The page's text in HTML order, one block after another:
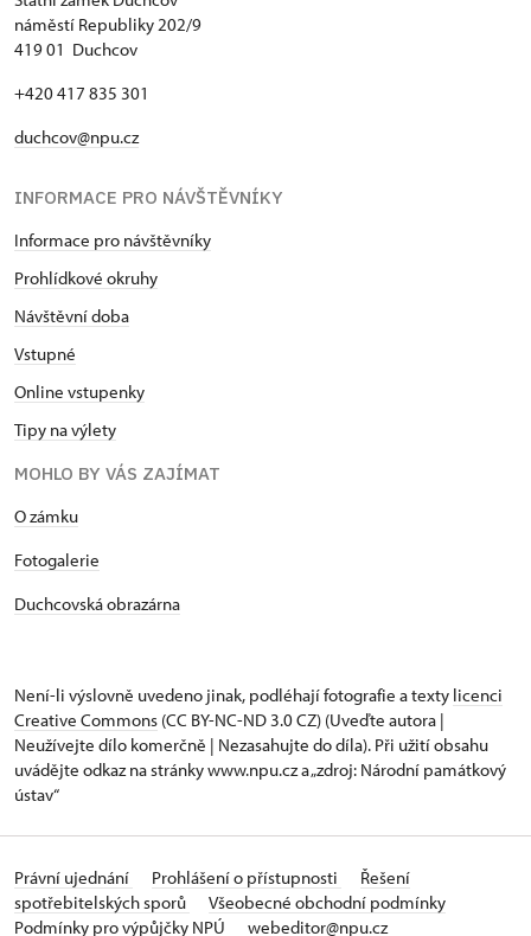
náměstí Republiky 202/9
419 01 Duchcov
+420 417 835 301
duchcov@npu.cz
INFORMACE PRO NÁVŠTĚVNÍKY
Informace pro návštěvníky
Prohlídkové okruhy
Návštěvní doba
Vstupné
Online vstupenky
Tipy na výlety
MOHLO BY VÁS ZAJÍMAT
O zámku
Fotogalerie
Duchcovská obrazárna
Není-li výslovně uvedeno jinak, podléhají fotografie a texty licenci
Creative Commons (CC BY-NC-ND 3.0 CZ) (Uveďte autora |
Neužívejte dílo komerčně | Nezasahujte do díla). Při užití obsahu
uvádějte odkaz na stránky www.npu.cz a „zdroj: Národní památkový
ústav“
Právní ujednání Prohlášení o přístupnosti
Řešení
spotřebitelských sporů
Všeobecné obchodní podmínky
Podmínky pro výpůjčky NPÚ
webeditor@npu.cz